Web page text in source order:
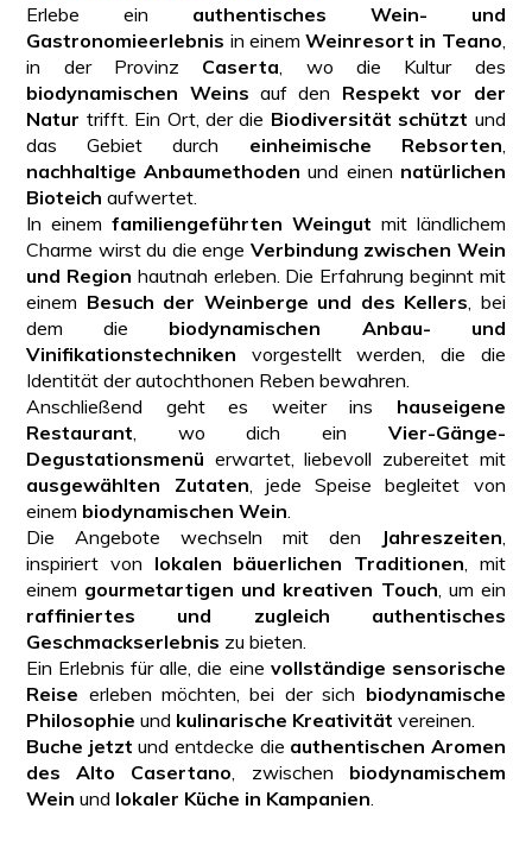
Erlebe ein authentisches Wein- und
Gastronomieerlebnis in einemWeinresort in Teano
in der Provinz Caserta , wo die Kultur des
biodynamischen Weins auf den Respekt vor der
Natur trifft. Ein Ort, der die Biodiversität schützt und
das Gebiet durch einheimische Rebsorten
nachhaltige Anbaumethoden und einen natürlichen
Bioteich aufwertet.
In einemfamiliengeführten Weingut mit ländlichem
Charme wirst du die enge Verbindung zwischen Wein
und Region hautnah erleben. Die Erfahrung beginnt mit
einem Besuch der Weinberge und des Kellers , bei
dem die biodynamischen Anbau- und
Vinifikationstechniken vorgestellt werden, die die
Identität der autochthonen Reben bewahren.
Anschließend geht es weiter ins hauseigene
Restaurant , wo dich ein Vier-Gänge-
Degustationsmenü erwartet, liebevoll zubereitet mit
ausgewählten Zutaten , jede Speise begleitet von
einem biodynamischen Wein
Die Angebote wechseln mit den
Jahreszeiten
inspiriert von lokalen bäuerlichen Traditionen , mit
einem gourmetartigen und kreativen Touch , um ein
raffiniertes und zugleich authentisches
Geschmackserlebnis zu bieten.
Ein Erlebnis für alle, die eine vollständige sensorische
Reise erleben möchten, bei der sich biodynamische
Philosophie und kulinarische Kreativität vereinen.
Buche jetzt und entdecke die authentischen Aromen
des Alto Casertano , zwischen biodynamischem
Wein und lokaler Küche in Kampanien